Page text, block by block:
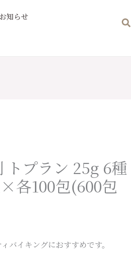
知らせ
検
トプラン 25g 6種
各100包(600包
バイキングにおすすめです。